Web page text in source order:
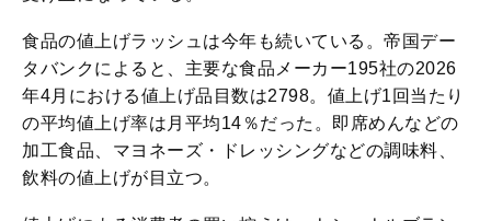
食品の値上げラッシュは今年も続いている。帝国デー
タバンクによると、主要な食品メーカー195社の2026
年4月における値上げ品目数は2798。値上げ1回当たり
の平均値上げ率は月平均14％だった。即席めんなどの
加工食品、マヨネーズ・ドレッシングなどの調味料、
飲料の値上げが目立つ。